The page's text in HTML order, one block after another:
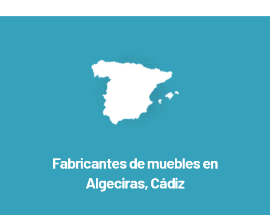
Fabricantes de muebles en
Algeciras, Cádiz